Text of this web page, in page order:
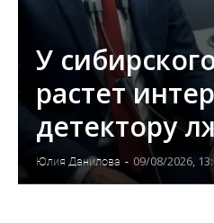
У
растет
детектору
Юлия Данилова - 09/08/2026,